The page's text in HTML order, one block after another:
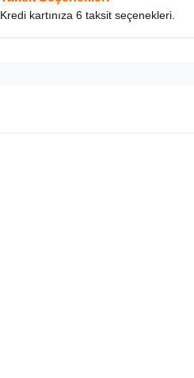
Kredi kartınıza 6 taksit seçenekleri.